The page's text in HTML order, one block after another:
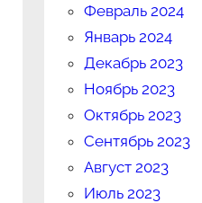
Февраль 2024
Январь 2024
Декабрь 2023
Ноябрь 2023
Октябрь 2023
Сентябрь 2023
Август 2023
Июль 2023